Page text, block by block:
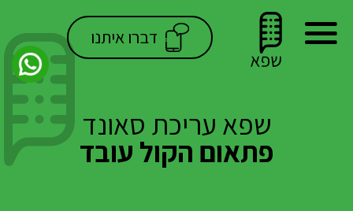
דברו איתנו
שפא עריכת סאונד
פתאום הקול עובד